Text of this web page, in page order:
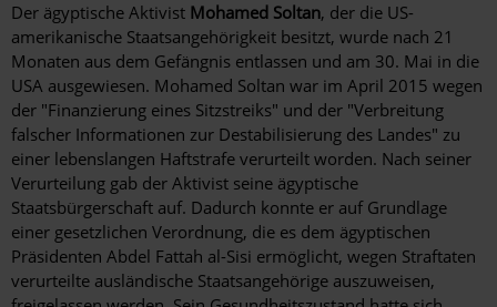
Der ägyptische Aktivist Mohamed Soltan, der die US-
amerikanische Staatsangehörigkeit besitzt, wurde nach 21
Monaten aus dem Gefängnis entlassen und am 30. Mai in die
USA ausgewiesen. Mohamed Soltan war im April 2015 wegen
der "Finanzierung eines Sitzstreiks" und der "Verbreitung
falscher Informationen zur Destabilisierung des Landes" zu
einer lebenslangen Haftstrafe verurteilt worden. Nach seiner
Verurteilung gab der Aktivist seine ägyptische
Staatsbürgerschaft auf. Dadurch konnte er auf Grundlage
einer gesetzlichen Verordnung, die es dem ägyptischen
Präsidenten Abdel Fattah al-Sisi ermöglicht, wegen Straftaten
verurteilte ausländische Staatsangehörige auszuweisen,